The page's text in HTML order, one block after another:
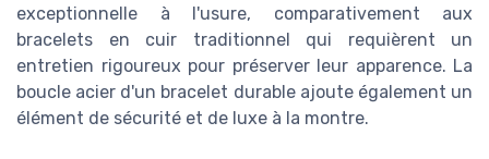
exceptionnelle à l'usure, comparativement aux
bracelets en cuir traditionnel qui requièrent un
entretien rigoureux pour préserver leur apparence. La
boucle acier d'un bracelet durable ajoute également un
élément de sécurité et de luxe à la montre.